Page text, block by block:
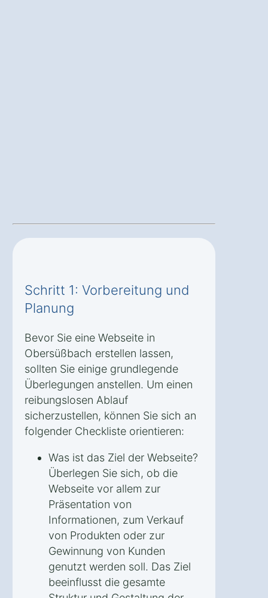
Schritt 1: Vorbereitung und
Planung
Bevor Sie eine Webseite in
Obersüßbach erstellen lassen,
sollten Sie einige grundlegende
Überlegungen anstellen. Um einen
reibungslosen Ablauf
sicherzustellen, können Sie sich an
folgender Checkliste orientieren:
Was ist das Ziel der Webseite?
Überlegen Sie sich, ob die
Webseite vor allem zur
Präsentation von
Informationen, zum Verkauf
von Produkten oder zur
Gewinnung von Kunden
genutzt werden soll. Das Ziel
beeinflusst die gesamte